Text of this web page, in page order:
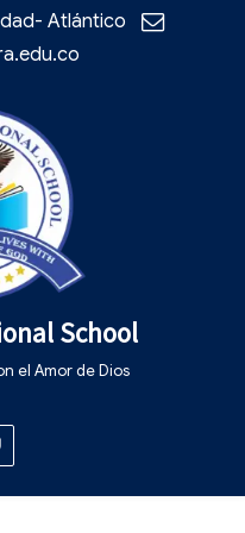
Atlántico
School
el Amor de Dios